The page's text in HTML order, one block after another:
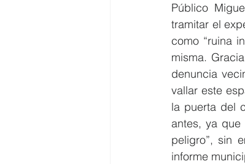
Público
tramitar el
como “ruina
misma.
denuncia
vallar este
la puerta del
antes, ya
peligro”, sin
informe